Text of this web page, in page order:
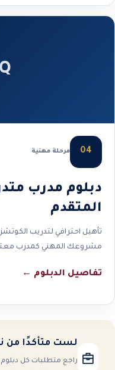
04 مرحلة مهنية
دبلوم مدرب
المتقدم
تأهيل احترافي لتدريب الكوتشز
مشروعك المهني كمدرب
تفاصيل الدبلوم ←
لست متأكدًا من
راجع متطلبات كل